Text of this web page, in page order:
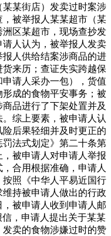
某街店）发卖过时案涉
被举报人某某超市（某
区某超市，现场查抄发
人认为，被举报人发卖
人供给结案涉商品的进
来历；查证失实跨越保
请人采办一包），货值
成的食物平安事务；被
品进行了下架处置并及
综上要素，被申请人认
后果轻细并及时更正的
法式划定》第二十条第
被申请人对申请人举报
合用根据准确，申请人
照《中华人平易近国行
持被申请人做出的行政
，被申请人收到申请人邮
，申请人提出关于某某
卖的食物涉嫌过时的赞